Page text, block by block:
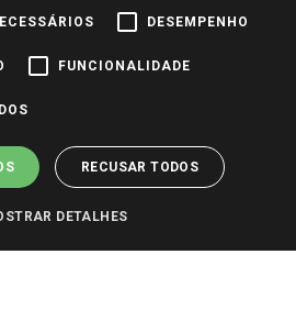
DESEMPENHO
FUNCIONALIDADE
RECUSAR TODOS
DETALHES